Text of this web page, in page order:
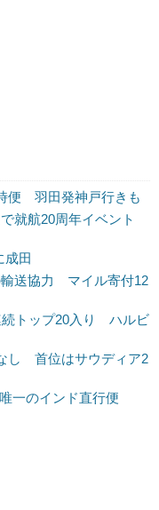
便 羽田発神戸行きも
就航20周年イベント
成田
輸送協力 マイル寄付12
続トップ20入り ハルビ
し 首位はサウディア2
一のインド直行便